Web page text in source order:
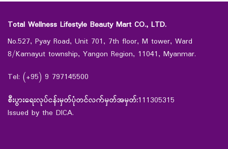
Total Wellness Lifestyle Beauty Mart CO., LTD.
No.527, Pyay Road, Unit 701, 7th floor, M tower, Ward
8/Kamayut township, Yangon Region, 11041, Myanmar.
Tel: (+95) 9 797145500
စီးပွားရေးလုပ်ငန်းမှတ်ပုံတင်လက်မှတ်အမှတ်:111305315
Issued by the DICA.